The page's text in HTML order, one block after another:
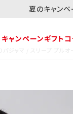
夏のキャン
キャンペーンギフト